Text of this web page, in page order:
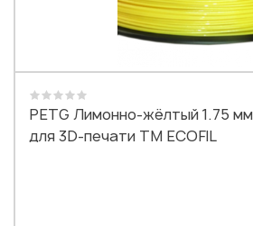
PETG Лимонно-жёлтый 1.75
для 3D-печати TM ECOFIL